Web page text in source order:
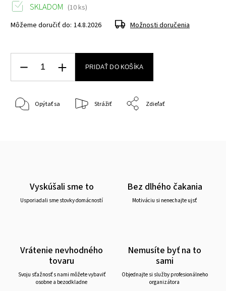
SKLADOM (10 ks)
Môžeme doručiť do: 14.8.2026 Možnosti doručenia
PRIDAŤ DO KOŠÍKA
Opýtať sa Strážiť Zdieľať
Vyskúšali sme to
Usporiadali sme stovky domácností
Bez dlhého čakania
Motiváciu si nenechajte ujsť
Vrátenie nevhodného
tovaru
Svoju sťažnosť s nami môžete vybaviť
osobne a bezodkladne
Nemusíte byť na to
sami
Objednajte si služby profesionálneho
organizátora